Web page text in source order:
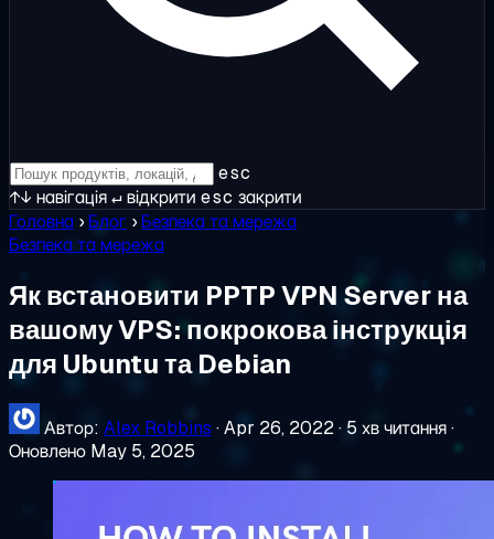
esc
↑↓ навігація↵відкрити esc закрити
Головна ›Блог ›Безпека та мережа
Безпека та мережа
Як встановити PPTP VPN Server на
вашому VPS: покрокова інструкція
для Ubuntu та Debian
Автор: Alex Robbins ·Apr 26, 2022· 5 хв читання·
Оновлено May 5, 2025